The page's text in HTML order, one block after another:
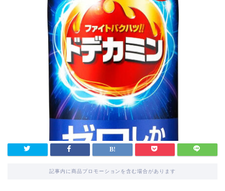
記事内に商品プロモーションを含む場合があります